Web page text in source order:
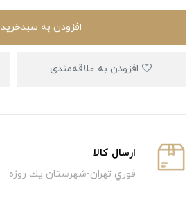
افزودن به سبدخرید
ارسال كالا
فوري تهران-شهرستان يك روزه